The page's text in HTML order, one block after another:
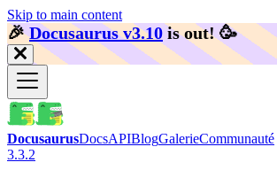
Skip to main content
🎉️Docusaurus v3.10 is out! 🥳️
DocusaurusDocsAPIBlogGalerieCommunauté
3.3.2